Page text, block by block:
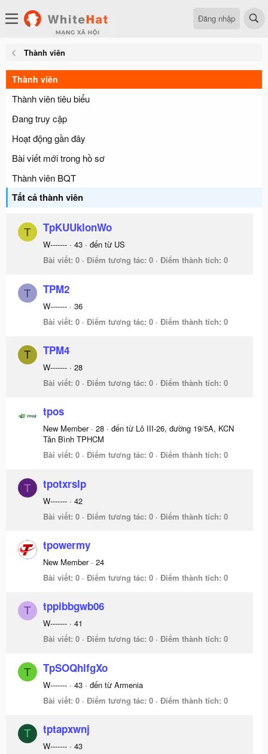
Đăng nhập
Thành viên
Thành viên
Thành viên tiêu biểu
Đang truy cập
Hoạt động gần đây
Bài viết mới trong hồ sơ
Thành viên BQT
Tất cả thành viên
T TpKUUklonWo
W------- · 43 · đến từ US
Bài viết 0 Điểm tương tác 0 Điểm thành tích 0
T TPM2
W------- · 36
Bài viết 0 Điểm tương tác 0 Điểm thành tích 0
T TPM4
W------- · 28
Bài viết 0 Điểm tương tác 0 Điểm thành tích 0
tpos
New Member · 28 · đến từ Lô III-26, đường 19/5A, KCN
Tân Bình TPHCM
Bài viết 0 Điểm tương tác 0 Điểm thành tích 0
T tpotxrslp
W------- · 42
Bài viết 0 Điểm tương tác 0 Điểm thành tích 0
tpowermy
New Member · 24
Bài viết 0 Điểm tương tác 0 Điểm thành tích 0
T tppibbgwb06
W------- · 41
Bài viết 0 Điểm tương tác 0 Điểm thành tích 0
T TpSOQhlfgXo
W------- · 43 · đến từ Armenia
Bài viết 0 Điểm tương tác 0 Điểm thành tích 0
T tptapxwnj
W------- · 43